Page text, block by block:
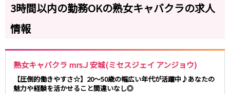
3時間以内の勤務OKの熟女キャバクラの求人
情報
熟女キャバクラ mrs.J 安城(ミセスジェイ アンジョウ)
【圧倒的働きやすさ☆】20～50歳の幅広い年代が活躍中♪あなたの
魅力や経験を活かせること間違いなし◎
岐阜県
岐阜
該当求人 0 件 選択した内容で設定
名鉄名古屋本線
金山駅
近鉄名古屋線
近鉄四日市駅 近鉄名古屋駅